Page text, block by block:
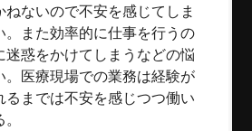
ないので不安を感じてしま
。また効率的に仕事を行うの
迷惑をかけてしまうなどの悩
。医療現場での業務は経験が
るまでは不安を感じつつ働い